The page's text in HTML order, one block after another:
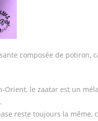
composée de potiron,
le zaatar est un
reste toujours la même,